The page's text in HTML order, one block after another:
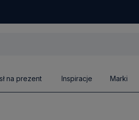
na prezent Inspiracje Marki